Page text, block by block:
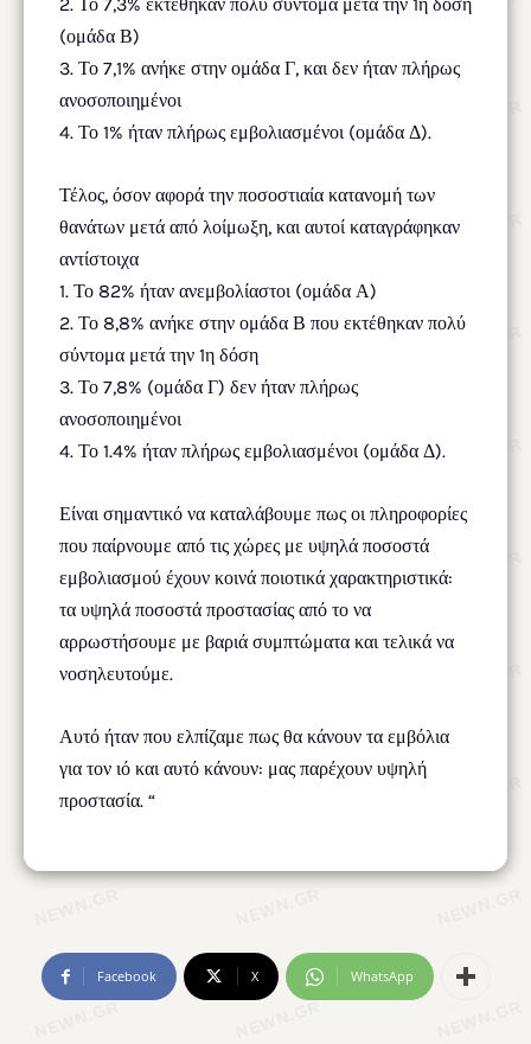
(ομάδα Β)
3. Το 7,1% ανήκε στην ομάδα Γ, και δεν ήταν πλήρως
ανοσοποιημένοι
4. Το 1% ήταν πλήρως εμβολιασμένοι (ομάδα Δ).
Τέλος, όσον αφορά την ποσοστιαία κατανομή των
θανάτων μετά από λοίμωξη, και αυτοί καταγράφηκαν
αντίστοιχα
1. Το 82% ήταν ανεμβολίαστοι (ομάδα Α)
2. Το 8,8% ανήκε στην ομάδα Β που εκτέθηκαν πολύ
σύντομα μετά την 1η δόση
3. Το 7,8% (ομάδα Γ) δεν ήταν πλήρως
ανοσοποιημένοι
4. Το 1.4% ήταν πλήρως εμβολιασμένοι (ομάδα Δ).
Είναι σημαντικό να καταλάβουμε πως οι πληροφορίες
που παίρνουμε από τις χώρες με υψηλά ποσοστά
εμβολιασμού έχουν κοινά ποιοτικά χαρακτηριστικά:
τα υψηλά ποσοστά προστασίας από το να
αρρωστήσουμε με βαριά συμπτώματα και τελικά να
νοσηλευτούμε.
Αυτό ήταν που ελπίζαμε πως θα κάνουν τα εμβόλια
για τον ιό και αυτό κάνουν: μας παρέχουν υψηλή
προστασία. “
Facebook X WhatsApp